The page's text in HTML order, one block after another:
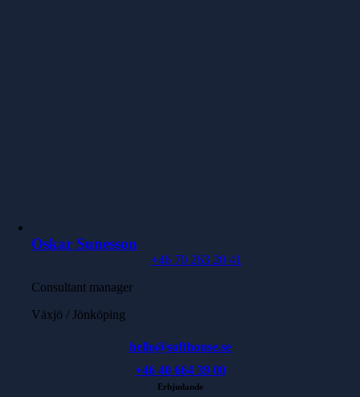
Oskar Sunesson
+46 70 263 20 41
Consultant manager
Växjö / Jönköping
hello@softhouse.se
+46 40 664 39 00
Erbjudande